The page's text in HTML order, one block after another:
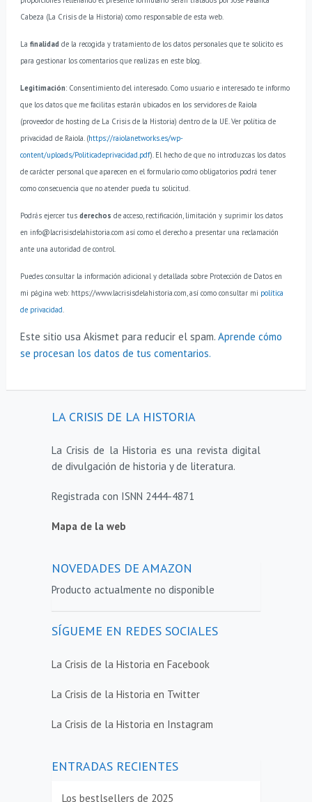
Cabeza (La Crisis de la Historia) como responsable de esta web.
La finalidadde la recogida y tratamiento de los datos personales que te solicito es
para gestionar los comentarios que realizas en este blog.
Legitimación: Consentimiento del interesado. Como usuario e interesado te informo
que los datos que me facilitas estarán ubicados en los servidores de Raiola
(proveedor de hosting de La Crisis de la Historia) dentro de la UE. Ver política de
privacidad de Raiola. (https://raiolanetworks.es/wp-
content/uploads/Politicadeprivacidad.pdf). El hecho de que no introduzcas los datos
de carácter personal que aparecen en el formulario como obligatorios podrá tener
como consecuencia que no atender pueda tu solicitud.
Podrás ejercer tus derechos de acceso, rectificación, limitación y suprimir los datos
en info@lacrisisdelahistoria.com así como el derecho a presentar una reclamación
ante una autoridad de control.
Puedes consultar la información adicional y detallada sobre Protección de Datos en
mi página web: https://www.lacrisisdelahistoria.com, así como consultar mi política
de privacidad.
Este sitio usa Akismet para reducir el spam. Aprende cómo
se procesan los datos de tus comentarios.
LA CRISIS DE LA HISTORIA
La Crisis de la Historia es una revista digital
de divulgación de historia y de literatura.
Registrada con ISNN 2444-4871
Mapa de la web
NOVEDADES DE AMAZON
Producto actualmente no disponible
SÍGUEME EN REDES SOCIALES
La Crisis de la Historia en Facebook
La Crisis de la Historia en Twitter
La Crisis de la Historia en Instagram
ENTRADAS RECIENTES
Los bestlsellers de 2025